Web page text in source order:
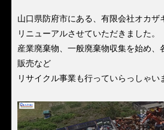
山口県防府市にある、有限会社オカザ
リニューアルさせていただきました。
産業廃棄物、一般廃棄物収集を始め、
販売など
リサイクル事業も行っていらっしゃい